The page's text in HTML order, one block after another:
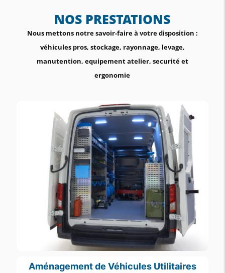
NOS PRESTATIONS
Nous mettons notre savoir-faire à votre disposition :
véhicules pros, stockage, rayonnage, levage,
manutention, equipement atelier, securité et
ergonomie
Aménagement de Véhicules Utilitaires